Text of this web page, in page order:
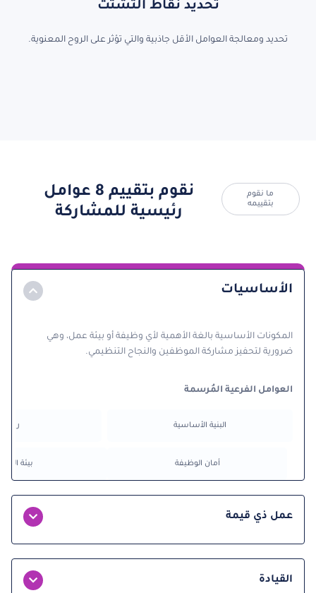
تحديد نقاط التشتت
تحديد ومعالجة العوامل الأقل جاذبية والتي تؤثر على الروح المعنوية.
ما نقوم
بتقييمه
نقوم بتقييم 8 عوامل
رئيسية للمشاركة
الأساسيات
المكونات الأساسية بالغة الأهمية لأي وظيفة أو بيئة عمل، وهي
ضرورية لتحفيز مشاركة الموظفين والنجاح التنظيمي.
العوامل الفرعية المُرسمة
البنية الأساسية راتب
أمان الوظيفة بيئة
عمل ذي قيمة
القيادة